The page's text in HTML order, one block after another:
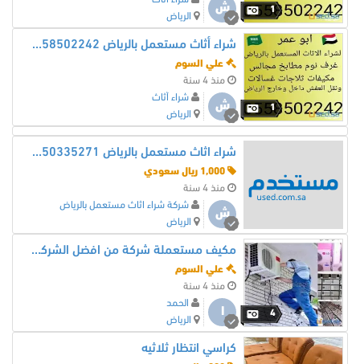
1 ش
الرياض
1
شراء أثاث مستعمل بالرياض 0558502242 ونقل العفش
علي السوم
منذ 4 سنة
ش
شراء أثاث
الرياض
شراء اثاث مستعمل بالرياض 0550335271
منذ 4 سنة
ش
شركة شراء اثاث مستعمل بالرياض
الرياض
4
مكيف مستعملة شركة من افضل الشركات لشراء جميع التكيف في الرياض بأفضل الاسعار
علي السوم
منذ 4 سنة
الحمد
الرياض
كراسي انتظار ثلاثيه